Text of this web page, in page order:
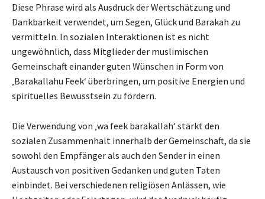
Diese Phrase wird als Ausdruck der Wertschätzung und
Dankbarkeit verwendet, um Segen, Glück und Barakah zu
vermitteln. In sozialen Interaktionen ist es nicht
ungewöhnlich, dass Mitglieder der muslimischen
Gemeinschaft einander guten Wünschen in Form von
‚Barakallahu Feek‘ überbringen, um positive Energien und
spirituelles Bewusstsein zu fördern.
Die Verwendung von ‚wa feek barakallah‘ stärkt den
sozialen Zusammenhalt innerhalb der Gemeinschaft, da sie
sowohl den Empfänger als auch den Sender in einen
Austausch von positiven Gedanken und guten Taten
einbindet. Bei verschiedenen religiösen Anlässen, wie